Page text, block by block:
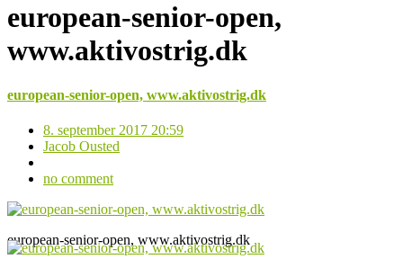
european-senior-open,
www.aktivostrig.dk
european-senior-open, www.aktivostrig.dk
8. september 2017 20:59
Jacob Ousted
no comment
european-senior-open, www.aktivostrig.dk